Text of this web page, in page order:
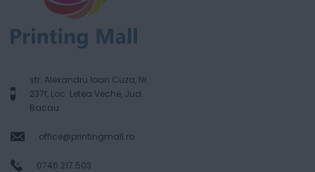
str. Alexandru Ioan Cuza, Nr.
237f, Loc. Letea Veche, Jud.
Bacau
office@printingmall.ro
0746.217.503